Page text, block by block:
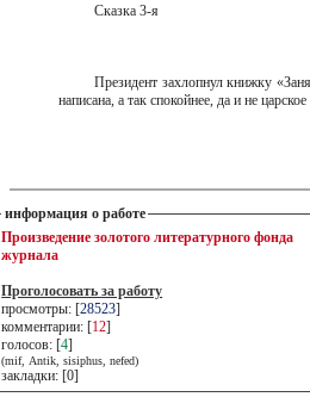
Сказка 3-я
Президент захлопнул книжку
написана, а так спокойнее, да и не
информация о работе
Произведение золотого литературного фонда
журнала
Проголосовать за работу
просмотры: [28523]
комментарии: [12]
голосов: [4]
(mif, Antik, sisiphus, nefed)
закладки: [0]